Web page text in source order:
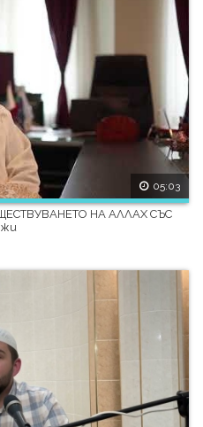
05:03
НА АЛЛАХ СЪС